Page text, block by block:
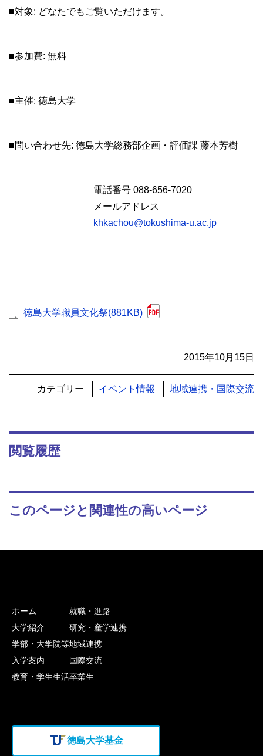
■対象: どなたでもご覧いただけます。
■参加費: 無料
■主催: 徳島大学
■問い合わせ先: 徳島大学総務部企画・評価課 藤本芳樹
電話番号 088-656-7020
メールアドレス
khkachou@tokushima-u.ac.jp
徳島大学職員文化祭(881KB)
2015年10月15日
カテゴリー イベント情報 地域連携・国際交流
閲覧履歴
このページと関連性の高いページ
ホーム
大学紹介
学部・大学院等
入学案内
教育・学生生活
就職・進路
研究・産学連携
地域連携
国際交流
卒業生
徳島大学基金